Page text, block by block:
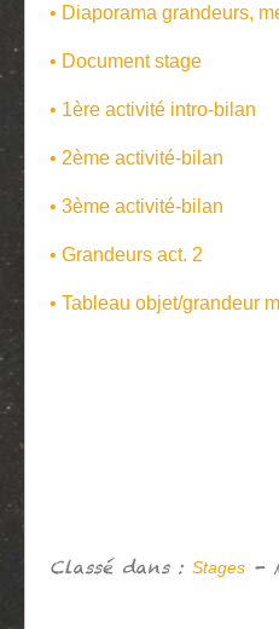
• Diaporama grandeurs,
• Document stage
• 1ère activité intro-bilan
• 2ème activité-bilan
• 3ème activité-bilan
• Grandeurs act. 2
• Tableau objet/grandeur
Classé dans : Stages -